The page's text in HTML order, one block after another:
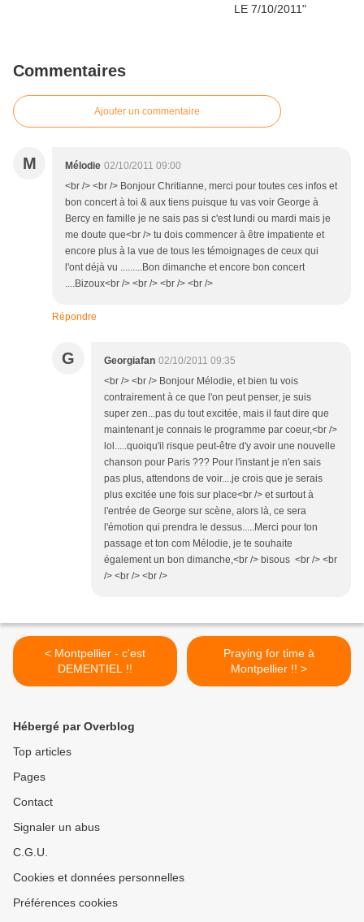
Commentaires
Ajouter un commentaire
M Mélodie 02/10/2011 09:00
<br /> <br /> Bonjour Chritianne, merci pour toutes ces infos et
bon concert à toi & aux tiens puisque tu vas voir George à
Bercy en famille je ne sais pas si c'est lundi ou mardi mais je
me doute que<br /> tu dois commencer à être impatiente et
encore plus à la vue de tous les témoignages de ceux qui
l'ont déjà vu .........Bon dimanche et encore bon concert
....Bizoux<br /> <br /> <br /> <br />
Répondre
G Georgiafan 02/10/2011 09:35
<br /> <br /> Bonjour Mélodie, et bien tu vois
contrairement à ce que l'on peut penser, je suis
super zen...pas du tout excitée, mais il faut dire que
maintenant je connais le programme par coeur,<br />
lol.....quoiqu'il risque peut-être d'y avoir une nouvelle
chanson pour Paris ??? Pour l'instant je n'en sais
pas plus, attendons de voir....je crois que je serais
plus excitée une fois sur place<br /> et surtout à
l'entrée de George sur scène, alors là, ce sera
l'émotion qui prendra le dessus.....Merci pour ton
passage et ton com Mélodie, je te souhaite
également un bon dimanche,<br /> bisous <br /> <br
/> <br /> <br />
< Montpellier - c'est
DEMENTIEL !!
Praying for time à
Montpellier !! >
Hébergé par Overblog
Top articles
Pages
Contact
Signaler un abus
C.G.U.
Cookies et données personnelles
Préférences cookies